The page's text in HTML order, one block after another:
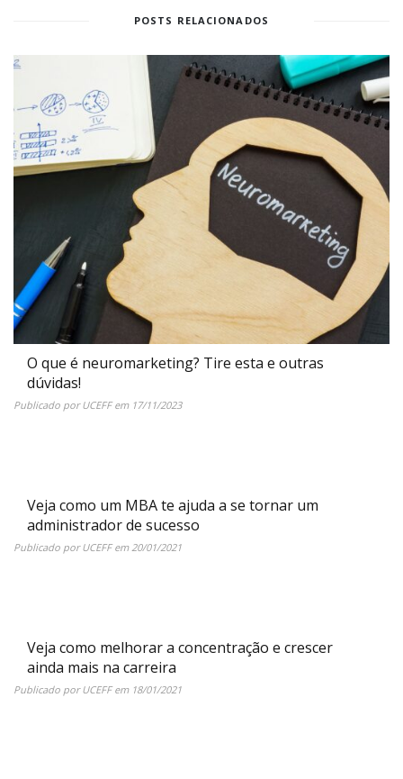
POSTS RELACIONADOS
O que é neuromarketing? Tire esta e outras
dúvidas!
Publicado porUCEFFem 17/11/2023
Veja como um MBA te ajuda a se tornar um
administrador de sucesso
Publicado porUCEFFem20/01/2021
Veja como melhorar a concentração e crescer
ainda mais na carreira
Publicado porUCEFFem 18/01/2021